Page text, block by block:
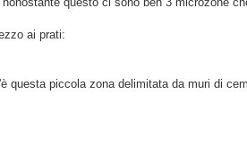
ai prati:
questa piccola zona delimitata da muri di